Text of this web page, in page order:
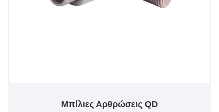
Μπίλιες Αρθρώσεις QD